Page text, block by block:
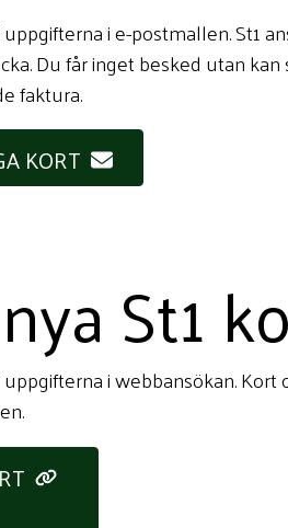
i e-postmallen. St1
Du får inget besked utan kan
faktura.
KORT
St1
i webbansökan. Kort